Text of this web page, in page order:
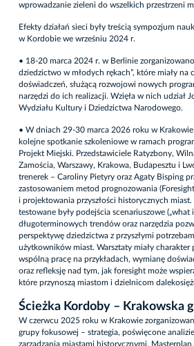
wprowadzanie zieleni do wszelkich przestrzeni
Efekty działań sieci były treścią sympozjum
w Kordobie we wrześniu 2024 r.
• 18-20 marca 2024 r. w Berlinie
dziedzictwo w młodych rękach”, które miały na
doświadczeń, służącą rozwojowi nowych
narzędzi do ich realizacji. Wzięła w nich udział
Wydziału Kultury i Dziedzictwa Narodowego.
• W dniach 29-30 marca 2026 roku w Krakowie
kolejne spotkanie szkoleniowe w ramach
Projekt Miejski. Przedstawiciele Ratyzbony,
Zamościa, Warszawy, Krakowa, Budapesztu i
trenerek – Caroliny Pietyry oraz Agaty Bisping
zastosowaniem metod prognozowania
i projektowania przyszłości historycznych miast.
testowane były podejścia scenariuszowe („what
długoterminowych trendów oraz narzędzia
perspektywę dziedzictwa z przyszłymi
użytkowników miast. Warsztaty miały charakter
wspólną pracę na przykładach, wymianę
oraz refleksję nad tym, jak foresight może
które przynoszą miastom i dzielnicom
Ścieżka Kordoby – Krakowska
W czerwcu 2025 roku w Krakowie
grupy fokusowej – strategia, poświęcone
zarządzania miastami historycznymi. Masterplan